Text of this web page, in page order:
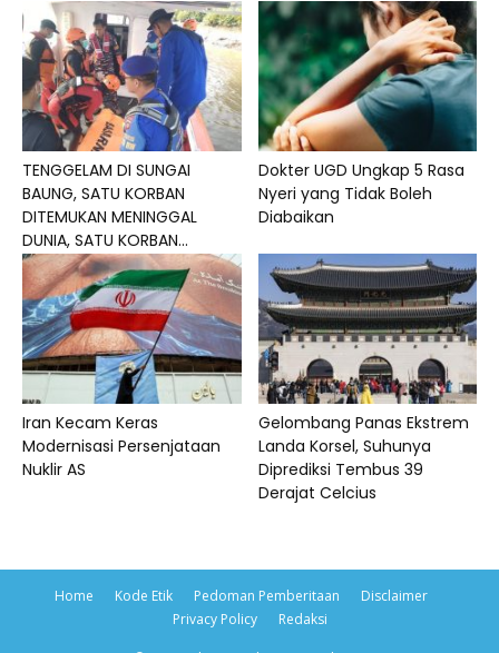
TENGGELAM DI SUNGAI
BAUNG, SATU KORBAN
DITEMUKAN MENINGGAL
DUNIA, SATU KORBAN...
Dokter UGD Ungkap 5 Rasa
Nyeri yang Tidak Boleh
Diabaikan
Iran Kecam Keras
Modernisasi Persenjataan
Nuklir AS
Gelombang Panas Ekstrem
Landa Korsel, Suhunya
Diprediksi Tembus 39
Derajat Celcius
Home Kode Etik Pedoman Pemberitaan
Disclaimer
Privacy Policy
Redaksi